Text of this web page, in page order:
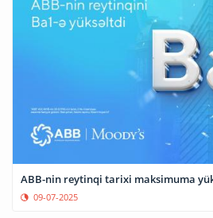
ABB-nin
09-07-2025